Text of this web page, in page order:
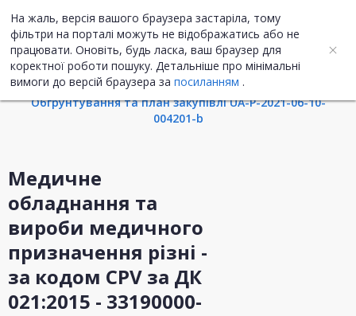
На жаль, версія вашого браузера застаріла, тому
фільтри на порталі можуть не відображатись або не
працювати. Оновіть, будь ласка, ваш браузер для
коректної роботи пошуку. Детальніше про мінімальні
вимоги до версій браузера за посиланням .
UA ENG
Інформація про закупівлю
Обгрунтування та план закупівлі UA-P-2021-06-10-
004201-b
Медичне
обладнання та
вироби медичного
призначення різні -
за кодом CPV за ДК
021:2015 - 33190000-